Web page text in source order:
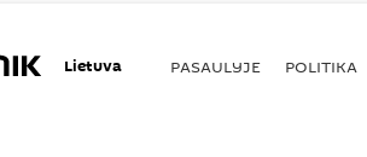
Lietuva PASAULYJE POLITIKA